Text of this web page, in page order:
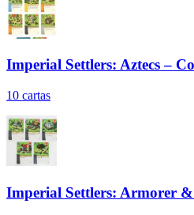
Imperial Settlers: Aztecs –
10 cartas
Imperial Settlers: Armorer